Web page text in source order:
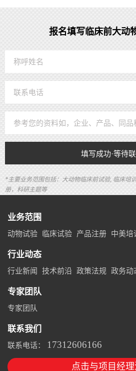
报名填写临床前大动
填写成功·等待
*主要业务范围包括：大动物临床前试验, 临床培
册，科研主题等
业务范围
动物试验 临床试验 产品注册 中美培
行业动态
行业新闻 技术前沿 政策法规 政务动
专家团队
专家团队
联系我们
联系电话： 17312606166
点击与项目经